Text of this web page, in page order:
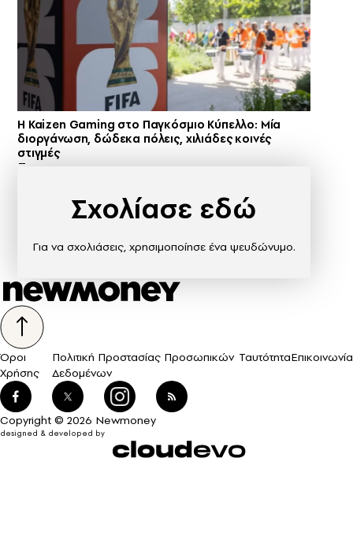
H Kaizen Gaming στο Παγκόσμιο Kύπελλο: Μία
διοργάνωση, δώδεκα πόλεις, χιλιάδες κοινές
στιγμές
Σχολίασε εδώ
Για να σχολιάσεις, χρησιμοποίησε ένα ψευδώνυμο.
Όροι
Χρήσης
Πολιτική Προστασίας Προσωπικών
Δεδομένων
ΤαυτότηταΕπικοινωνία
Copyright © 2026 Newmoney
designed & developed by